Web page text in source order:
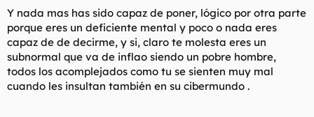
Y nada mas has sido capaz de poner, lógico por otra parte
porque eres un deficiente mental y poco o nada eres
capaz de de decirme, y si, claro te molesta eres un
subnormal que va de inflao siendo un pobre hombre,
todos los acomplejados como tu se sienten muy mal
cuando les insultan también en su cibermundo .